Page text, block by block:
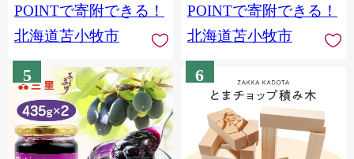
POINTで寄附できる！
北海道苫小牧市
POINTで寄附できる！
北海道苫小牧市
5 6